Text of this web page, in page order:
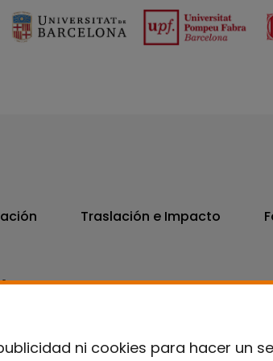
ni cookies para hacer un
Traslación e Impacto